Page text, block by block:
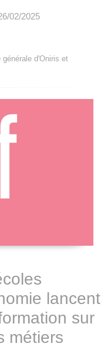
02/2025
d'Oniris et
lancent
sur
métiers